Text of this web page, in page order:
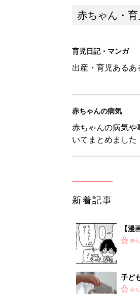
赤ちゃん・
育児日記・マンガ
出産・育児あるあ
赤ちゃんの病気
赤ちゃんの病気
いてまとめました
新着記事
【
がす
赤
子ど
く3赤